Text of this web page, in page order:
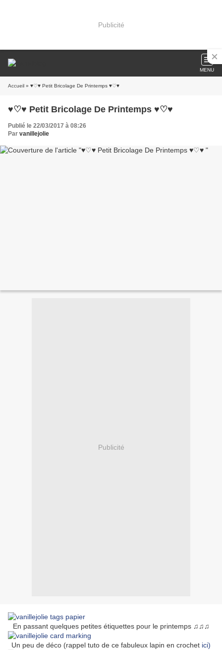
Publicité
MENU
Accueil » ♥♡♥ Petit Bricolage De Printemps ♥♡♥
♥♡♥ Petit Bricolage De Printemps ♥♡♥
Publié le 22/03/2017 à 08:26
Par vanillejolie
Publicité
En passant quelques petites étiquettes pour le printemps ♫♫♫
Un peu de déco (rappel tuto de ce fabuleux lapin en crochet ici)